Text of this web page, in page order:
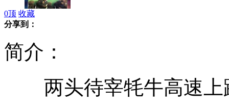
0顶 收藏
分享到：
简介：
两头待宰牦牛高速上